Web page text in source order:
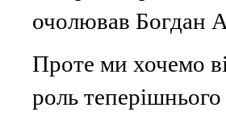
очолював Богдан
Проте ми хочемо
роль